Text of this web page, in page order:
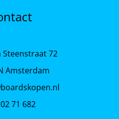
Steenstraat 72
Amsterdam
71 682